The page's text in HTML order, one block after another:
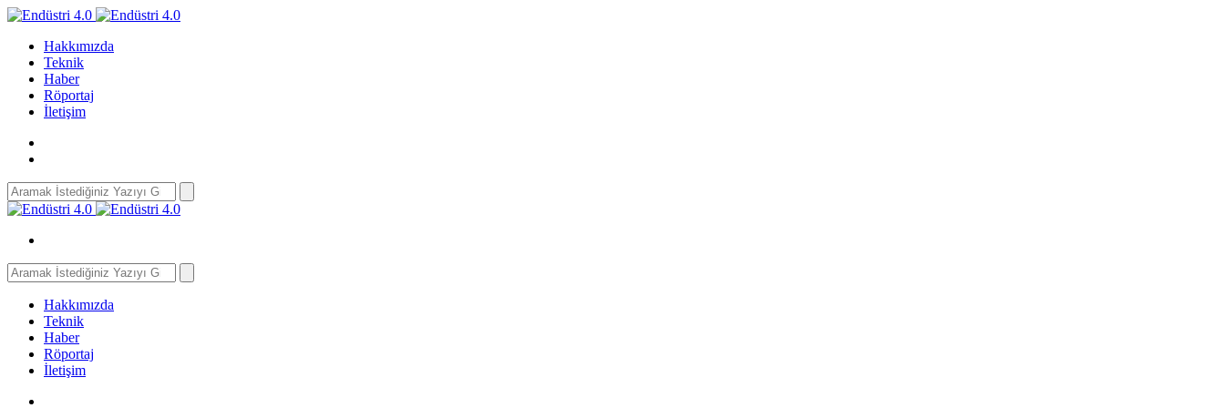
Hakkımızda
Teknik
Haber
Röportaj
İletişim
Search
for:
Search
for:
Hakkımızda
Teknik
Haber
Röportaj
İletişim